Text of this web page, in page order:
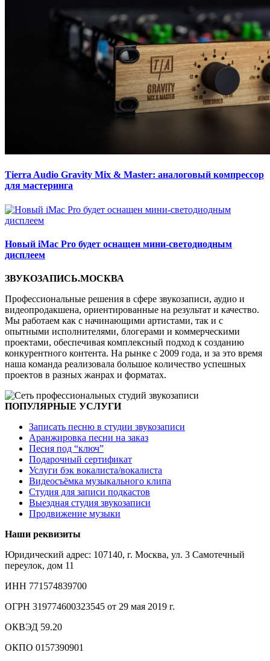
Tierra Audio Gravity Mix & Master: аналоговый компрессор
для мастеринга
Новый iMac Pro будет оснащен мини-светодиодным
дисплеем
ЗВУКОЗАПИСЬ.МОСКВА
Профессиональные решения в сфере звукозаписи, аудио и
видеопродакшена, ориентированные на результат и качество.
Мы работаем как с начинающими артистами, так и с
опытными исполнителями, блогерами и коммерческими
проектами, обеспечивая комплексный подход к созданию
конкурентного контента. На рынке с 2009 года, и за это время
наша команда реализовала большое количество успешных
проектов в разных жанрах и форматах.
ПОПУЛЯРНЫЕ УСЛУГИ
Записать песню в студии звукозаписи
Аранжировка песни на заказ
Песня под “ключ”
Подарочный сертификат
Услуги бэк вокалиста/вокалиста
Видеосъёмка музыкального клипа
Студия для записи подкастов
Выездная студия звукозаписи
Продвижение музыки
Наши реквизиты
Юридический адрес: 107140, г. Москва, ул. 3 Самотечный
переулок, дом 11
ИНН 771574839700
ОГРН 319774600323545 от 29 мая 2019 г.
ОКВЭД 59.20
ОКПО 0157390901